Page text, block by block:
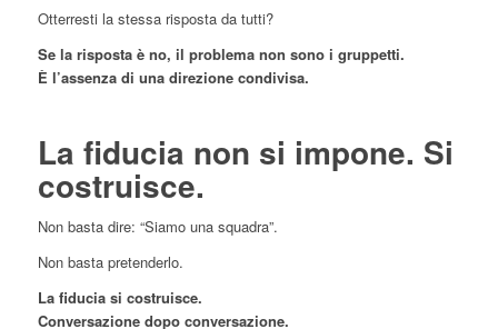
Otterresti la stessa risposta da tutti?
Se la risposta è no, il problema non sono i gruppetti.
È l’assenza di una direzione condivisa.
La fiducia non si impone. Si
costruisce.
Non basta dire: “Siamo una squadra”.
Non basta pretenderlo.
La fiducia si costruisce.
Conversazione dopo conversazione.